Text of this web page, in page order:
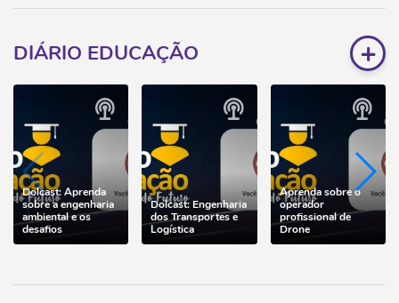
DIÁRIO EDUCAÇÃO +
Dolcast: Aprenda
sobre a engenharia
ambiental e os
desafios
Dolcast: Engenharia
dos Transportes e
Logística
Aprenda sobre o
operador
profissional de
Drone